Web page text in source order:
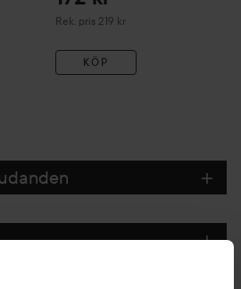
Rek. pris 219 kr
Rekommenderat pris 219 kr
KÖP